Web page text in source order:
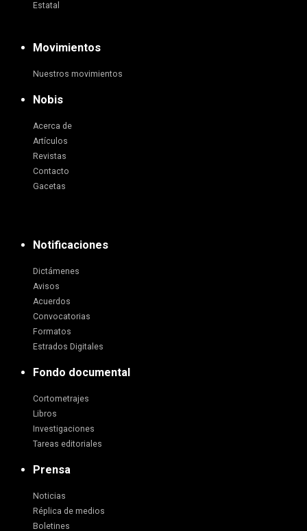
Estatal
Movimientos
Nuestros movimientos
Nobis
Acerca de
Artículos
Revistas
Contacto
Gacetas
Notificaciones
Dictámenes
Avisos
Acuerdos
Convocatorias
Formatos
Estrados Digitales
Fondo documental
Cortometrajes
Libros
Investigaciones
Tareas editoriales
Prensa
Noticias
Réplica de medios
Boletines